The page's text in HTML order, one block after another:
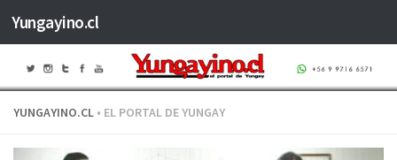
Saltar al contenido
Yungayino.cl
YUNGAYINO.CL • EL PORTAL DE YUNGAY